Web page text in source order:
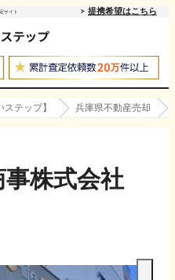
サイト 提携希望はこちら
テップ】 兵庫県不動産売却
株式会社